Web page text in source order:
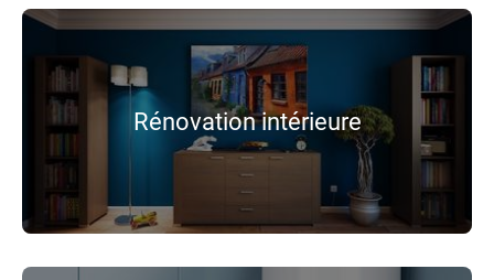
Rénovation intérieure